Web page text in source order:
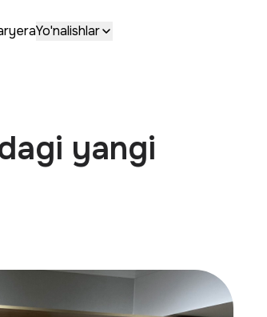
Yo'nalishlar
yangi